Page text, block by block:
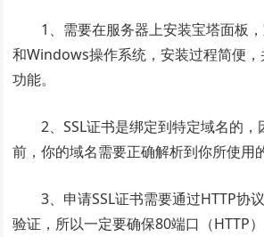
1、需要在服务器上安装宝塔面板
和Windows操作系统，安装过程简便
功能。
2、SSL证书是绑定到特定域名的，
前，你的域名需要正确解析到你所使用
3、申请SSL证书需要通过HTTP协
验证，所以一定要确保80端口（HTTP